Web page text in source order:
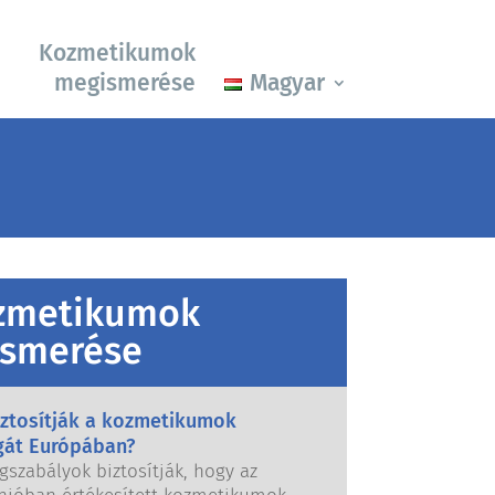
Kozmetikumok
megismerése
Magyar
a kozmetikumok
Európában?
biztosítják, hogy az